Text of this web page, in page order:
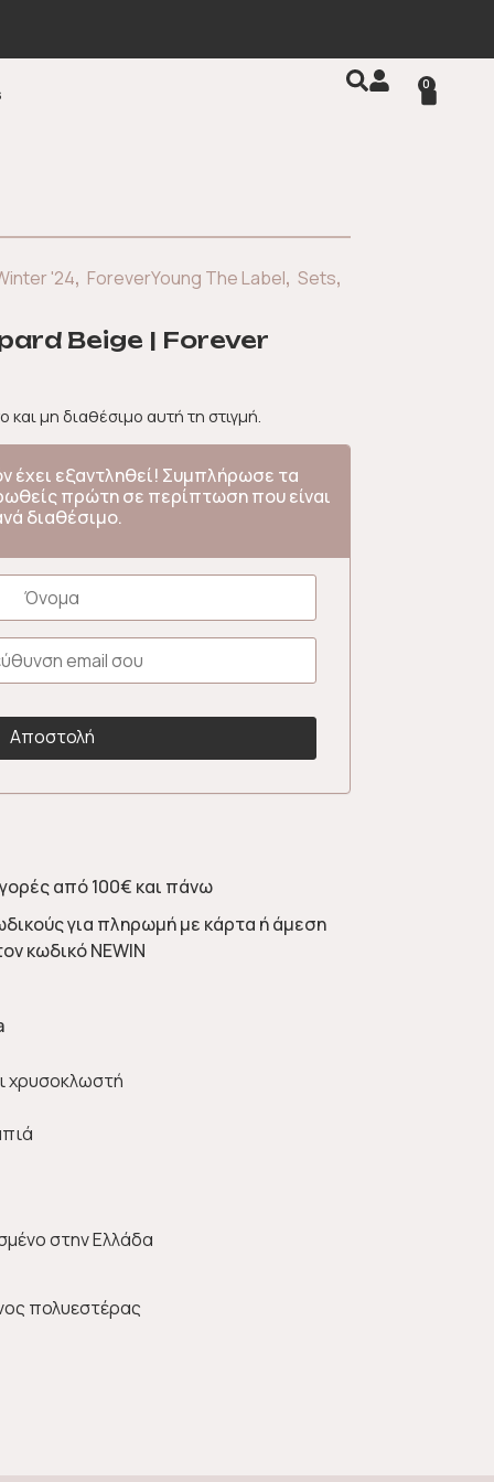
0
'24, ForeverYoung The Label, Sets,
Beige | Forever
και μη διαθέσιμο αυτή τη στιγμή.
έχει εξαντληθεί! Συμπλήρωσε τα
πρώτη σε περίπτωση που είναι
διαθέσιμο.
από 100€ και πάνω
για πληρωμή με κάρτα ή άμεση
κωδικό NEWIN
χρυσοκλωστή
στην Ελλάδα
πολυεστέρας